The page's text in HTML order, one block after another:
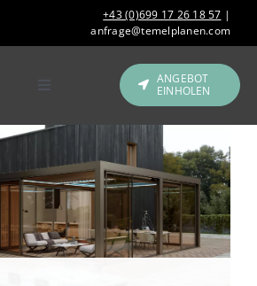
+43 (0)699 17 26 18 57 |
anfrage@temelplanen.com
Produkte
&
Hotellerie
Referenzen
ANGEBOT
EINHOLEN